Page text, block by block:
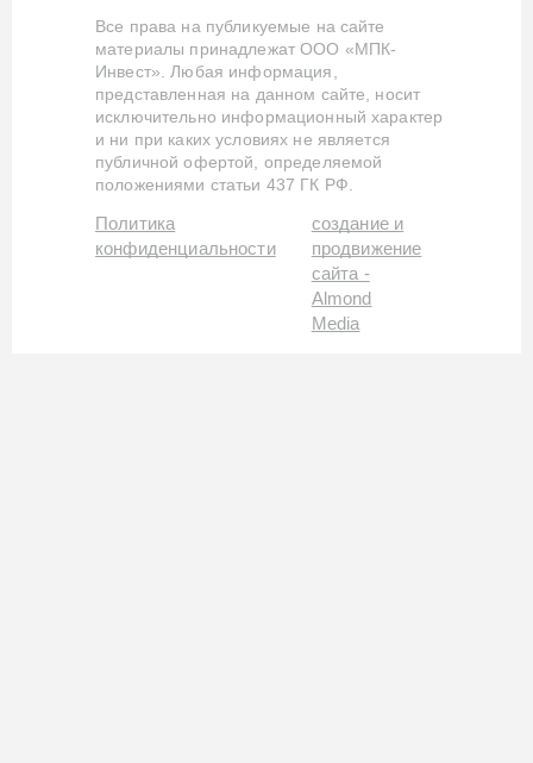
Все права на публикуемые на сайте
материалы принадлежат ООО «МПК-
Инвест». Любая информация,
представленная на данном сайте, носит
исключительно информационный характер
и ни при каких условиях не является
публичной офертой, определяемой
положениями статьи 437 ГК РФ.
Политика
конфиденциальности
создание и
продвижение
сайта -
Almond
Media